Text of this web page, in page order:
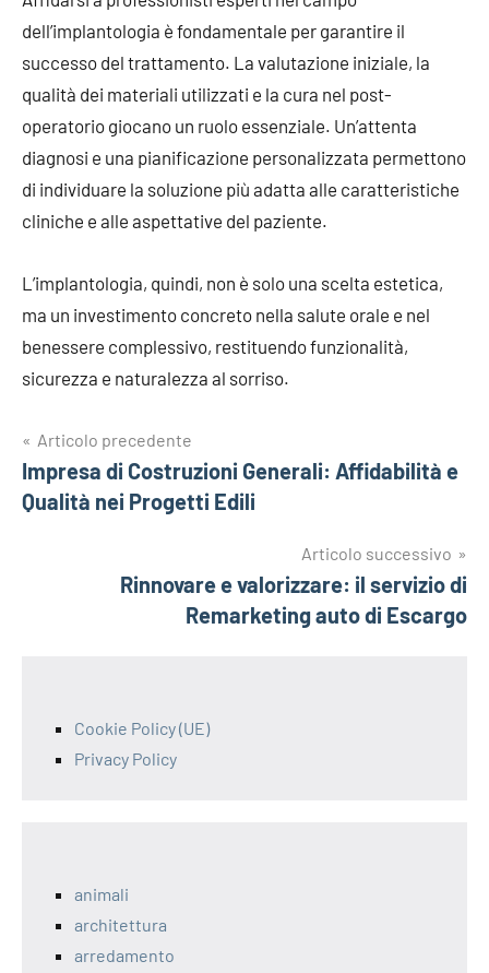
dell’implantologia è fondamentale per garantire il
successo del trattamento. La valutazione iniziale, la
qualità dei materiali utilizzati e la cura nel post-
operatorio giocano un ruolo essenziale. Un’attenta
diagnosi e una pianificazione personalizzata permettono
di individuare la soluzione più adatta alle caratteristiche
cliniche e alle aspettative del paziente.
L’implantologia, quindi, non è solo una scelta estetica,
ma un investimento concreto nella salute orale e nel
benessere complessivo, restituendo funzionalità,
sicurezza e naturalezza al sorriso.
Navigazione
articoli
Articolo precedente
Impresa di Costruzioni Generali: Affidabilità e
Qualità nei Progetti Edili
Articolo successivo
Rinnovare e valorizzare: il servizio di
Remarketing auto di Escargo
Cookie Policy (UE)
Privacy Policy
animali
architettura
arredamento